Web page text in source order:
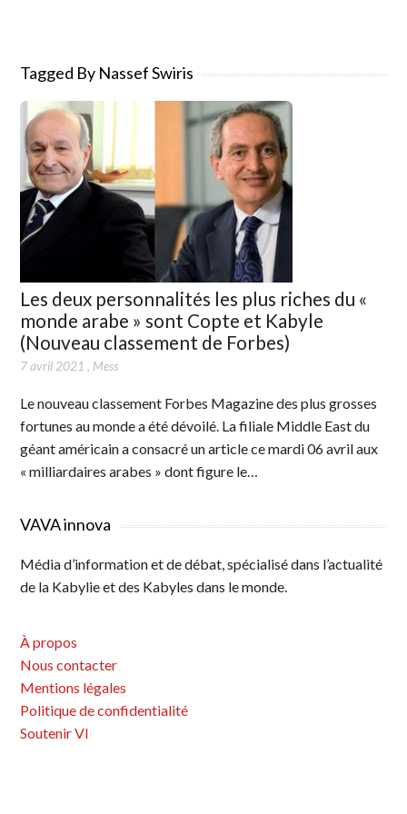
Tagged By Nassef Swiris
Les deux personnalités les plus riches du «
monde arabe » sont Copte et Kabyle
(Nouveau classement de Forbes)
7 avril 2021 , Mess
Le nouveau classement Forbes Magazine des plus grosses
fortunes au monde a été dévoilé. La filiale Middle East du
géant américain a consacré un article ce mardi 06 avril aux
« milliardaires arabes » dont figure le…
VAVA innova
Média d’information et de débat, spécialisé dans l’actualité
de la Kabylie et des Kabyles dans le monde.
À propos
Nous contacter
Mentions légales
Politique de confidentialité
Soutenir VI